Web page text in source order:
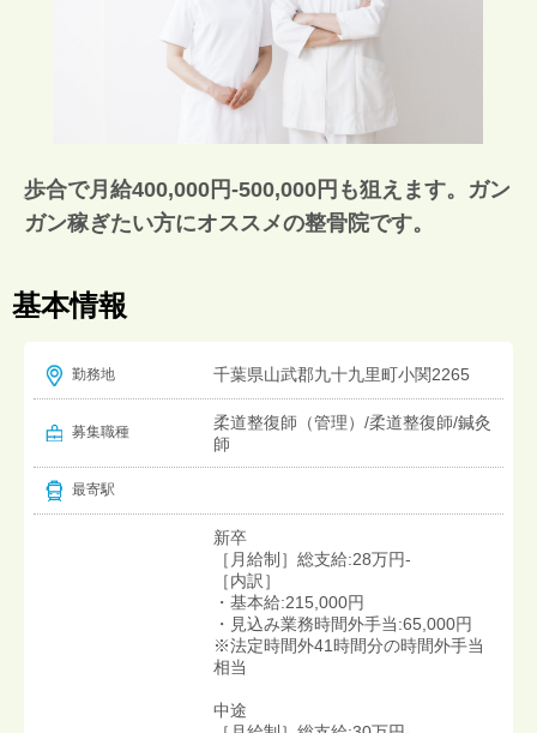
歩合で月給400,000円-500,000円も狙えます。ガン
ガン稼ぎたい方にオススメの整骨院です。
基本情報
勤務地 千葉県山武郡九十九里町小関2265
募集職種
柔道整復師（管理）/柔道整復師/鍼灸
師
最寄駅
新卒
［月給制］総支給:28万円-
［内訳］
・基本給:215,000円
・見込み業務時間外手当:65,000円
※法定時間外41時間分の時間外手当
相当
中途